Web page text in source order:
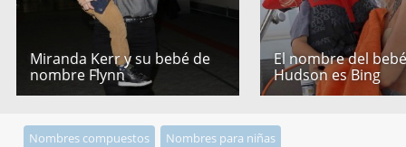
Miranda Kerr y su bebé de
nombre Flynn
El nombre del
Hudson es Bing
Nombres compuestos
Nombres para niñas